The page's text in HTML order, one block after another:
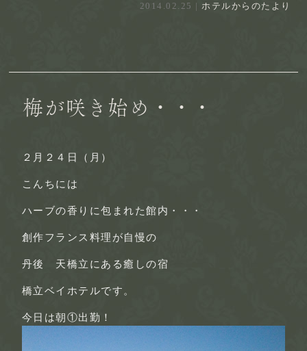
2014.02.25 |ホテルからのたより
梅が咲き始め・・・
２月２４日（月）
こんちには
ハーブの香りに包まれた館内・・・
創作フランス料理が自慢の
丹後 天橋立にある癒しの宿
橋立ベイホテルです。
今日は朝①出勤！